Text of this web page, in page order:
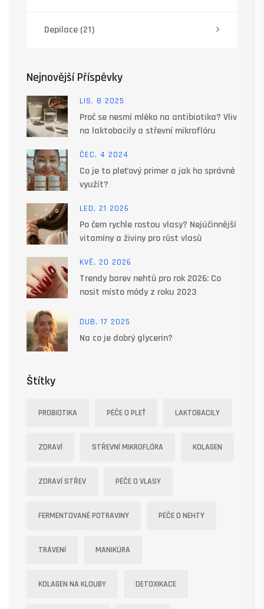
Depilace (21)
Nejnovější Příspěvky
LIS, 8 2025
Proč se nesmí mléko na antibiotika? Vliv
na laktobacily a střevní mikroflóru
ČEC, 4 2024
Co je to pleťový primer a jak ho správně
využít?
LED, 21 2026
Po čem rychle rostou vlasy? Nejúčinnější
vitamíny a živiny pro růst vlasů
KVĚ, 20 2026
Trendy barev nehtů pro rok 2026: Co
nosit místo módy z roku 2023
DUB, 17 2025
Na co je dobrý glycerin?
Štítky
PROBIOTIKA PÉČE O PLEŤ LAKTOBACILY
ZDRAVÍ STŘEVNÍ MIKROFLÓRA KOLAGEN
ZDRAVÍ STŘEV PÉČE O VLASY
FERMENTOVANÉ POTRAVINY PÉČE O NEHTY
TRÁVENÍ MANIKÚRA
KOLAGEN NA KLOUBY DETOXIKACE